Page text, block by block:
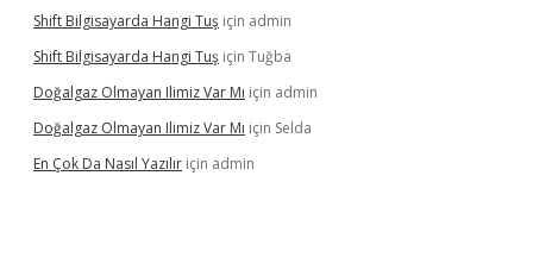
Shift Bilgisayarda Hangi Tuş için admin
Shift Bilgisayarda Hangi Tuş için Tuğba
Doğalgaz Olmayan Ilimiz Var Mı için admin
Doğalgaz Olmayan Ilimiz Var Mı için Selda
En Çok Da Nasıl Yazılır için admin